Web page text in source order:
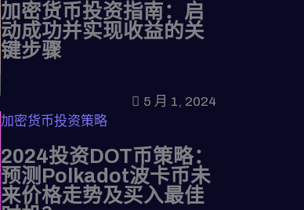
加密货币投资指南：启
动成功并实现收益的关
键步骤
5 月 1, 2024
加密货币投资策略
2024投资DOT币策略：
预测Polkadot波卡币未
来价格走势及买入最佳